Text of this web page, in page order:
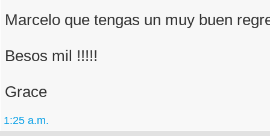
Marcelo que tengas un muy buen
Besos mil !!!!!
Grace
1:25 a.m.